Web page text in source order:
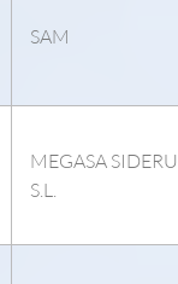
SAM
MEGASA
S.L.